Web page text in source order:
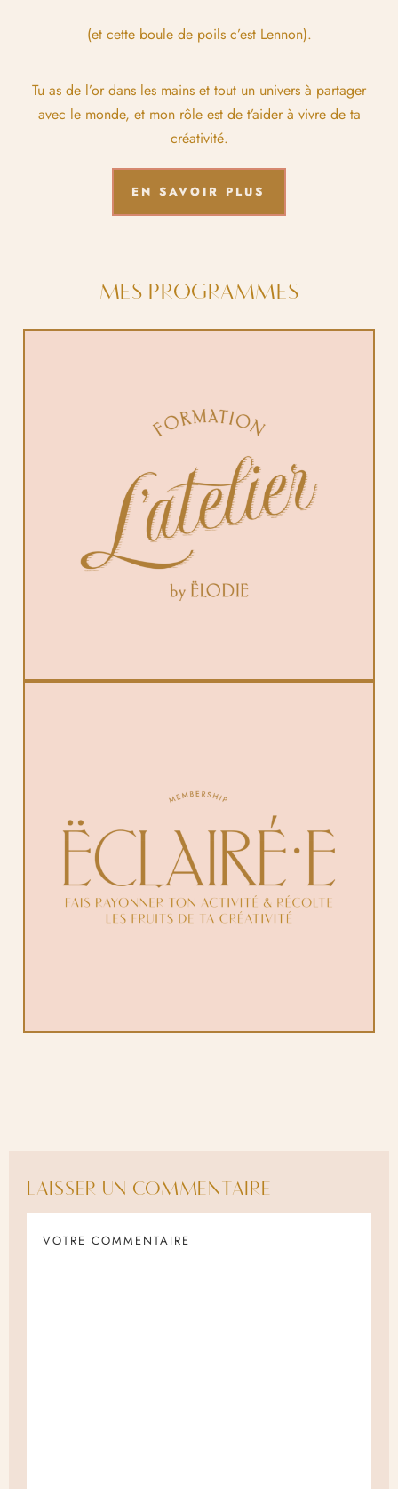
(et cette boule de poils c’est Lennon).
Tu as de l’or dans les mains et tout un univers à partager
avec le monde, et mon rôle est de t’aider à vivre de ta
créativité.
EN SAVOIR PLUS
MES PROGRAMMES
LAISSER UN COMMENTAIRE